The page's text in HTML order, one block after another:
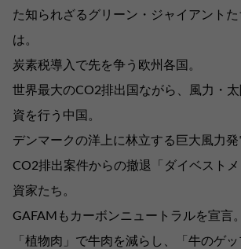
た知られざるグリーン・ジャイアントた
は。
炭素税導入で先を争う欧州各国。
世界最大のCO2排出国ながら、風力・
資を行う中国。
デンマークの洋上に林立する巨大風力発
CO2排出案件からの撤退「ダイベスト
資家たち。
GAFAMもカーボンニュートラルを宣言。
「植物肉」で牛肉を減らし、「牛のゲ